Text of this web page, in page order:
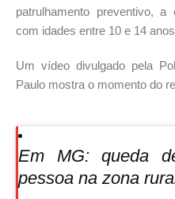
patrulhamento preventivo,
com idades entre 10 e 14
Um vídeo divulgado pela
Paulo mostra o momento do
Em MG: queda
pessoa na zona